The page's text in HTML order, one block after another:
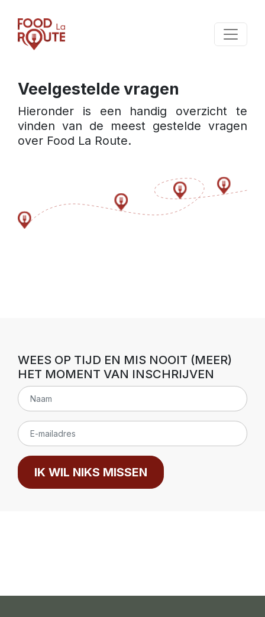
Veelgestelde vragen
Hieronder is een handig overzicht te
vinden van de meest gestelde vragen
over Food La Route.
WEES OP TIJD EN MIS NOOIT (MEER)
HET MOMENT VAN INSCHRIJVEN
IK WIL NIKS MISSEN